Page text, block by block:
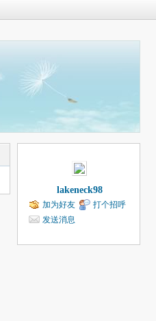
lakeneck98
加为好友
打个招呼
发送消息